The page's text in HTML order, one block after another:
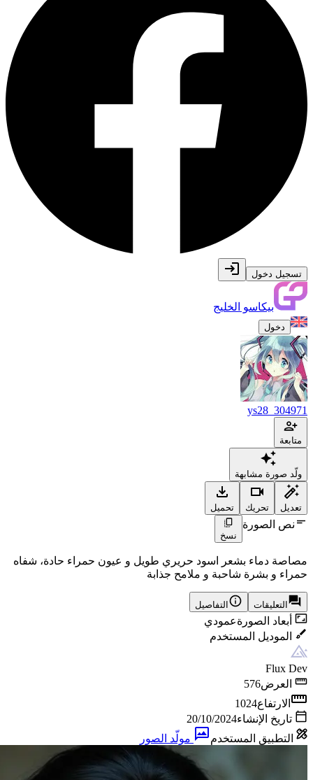
تسجيل دخول
بيكاسو الخليج
دخول
ys28_304971
متابعة
ولّد صورة مشابهة
تعديل تحريك تحميل
نص الصورة
نسخ
مصاصة دماء بشعر اسود حريري طويل و عيون حمراء حادة، شفاه
حمراء و بشرة شاحبة و ملامح جذابة
التعليقات التفاصيل
أبعاد الصورةعمودي
الموديل المستخدم
Flux Dev
العرض576
الارتفاع1024
تاريخ الإنشاء20/10/2024
التطبيق المستخدم
مولّد الصور